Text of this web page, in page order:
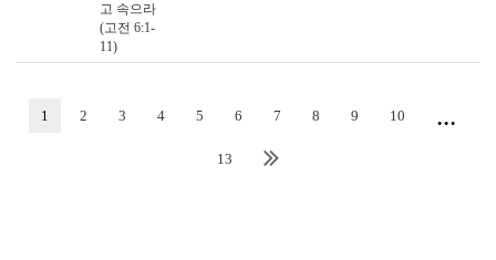
고 속으라
(고전 6:1-
11)
1 2 3 4 5 6 7 8 9 10 ...
13